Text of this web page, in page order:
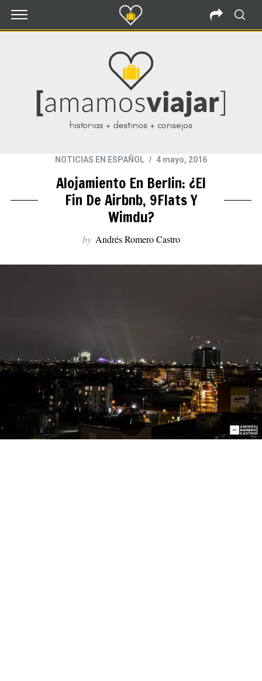
NOTICIAS EN ESPAÑOL 4 mayo, 2016
Alojamiento En Berlin: ¿el
Fin De Airbnb, 9Flats Y
Wimdu?
by Andrés Romero Castro